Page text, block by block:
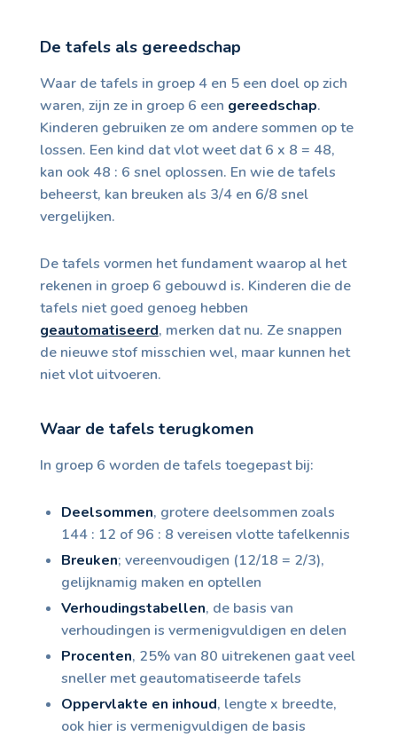
De tafels als gereedschap
Waar de tafels in groep 4 en 5 een doel op zich
waren, zijn ze in groep 6 een gereedschap.
Kinderen gebruiken ze om andere sommen op te
lossen. Een kind dat vlot weet dat 6 x 8 = 48,
kan ook 48 : 6 snel oplossen. En wie de tafels
beheerst, kan breuken als 3/4 en 6/8 snel
vergelijken.
De tafels vormen het fundament waarop al het
rekenen in groep 6 gebouwd is. Kinderen die de
tafels niet goed genoeg hebben
geautomatiseerd, merken dat nu. Ze snappen
de nieuwe stof misschien wel, maar kunnen het
niet vlot uitvoeren.
Waar de tafels terugkomen
In groep 6 worden de tafels toegepast bij:
Deelsommen, grotere deelsommen zoals
144 : 12 of 96 : 8 vereisen vlotte tafelkennis
Breuken; vereenvoudigen (12/18 = 2/3),
gelijknamig maken en optellen
Verhoudingstabellen, de basis van
verhoudingen is vermenigvuldigen en delen
Procenten, 25% van 80 uitrekenen gaat veel
sneller met geautomatiseerde tafels
Oppervlakte en inhoud, lengte x breedte,
ook hier is vermenigvuldigen de basis